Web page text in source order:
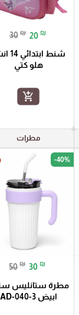
30 ₪ 20 ₪
شنط
هلو كتي
add_shopping_cart
مطرات
-40%
50 ₪ 30 ₪
مطرة ستانليس
ابيض AD-040-3